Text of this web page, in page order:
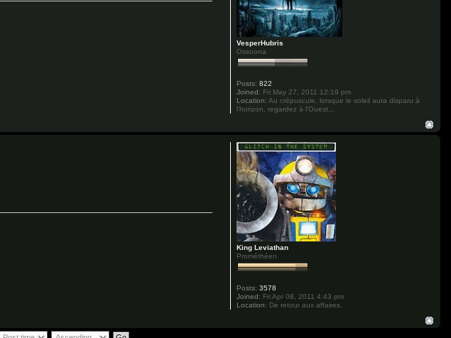
VesperHubris
Ossoona
Posts: 822
Joined: Fri May 27, 2011 12:19 pm
Location: Au crépuscule, lorsque le soleil aura disparu à
l'horizon, regardez à l'Ouest...
King Leviathan
Prométhéen
Posts: 3578
Joined: Fri Apr 08, 2011 4:43 pm
Location: De retour aux affaires.